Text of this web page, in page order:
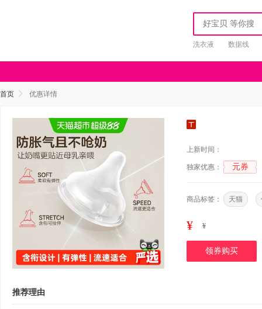
洗衣液 数据线
首页 优惠详情
上新时间：
独家优惠： 元券
商品标签： 天猫
¥ ¥
领券购买
推荐理由